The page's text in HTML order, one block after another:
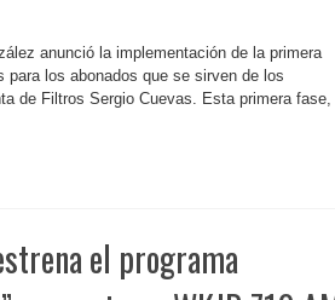
anunció la implementación de la primera
para los abonados que se sirven de los
de Filtros Sergio Cuevas. Esta primera fase,
el programa